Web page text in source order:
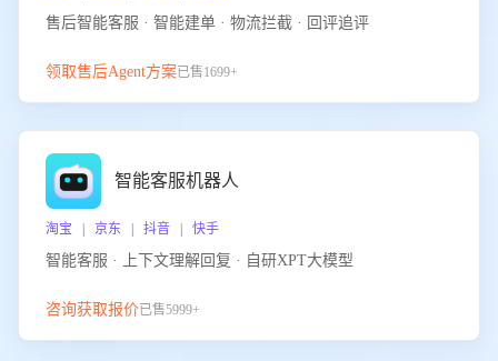
售后智能客服 · 智能建单 · 物流拦截 · 回评追评
领取售后Agent方案已售1699+
智能客服机器人
淘宝 | 京东 | 抖音 | 快手
智能客服 · 上下文理解回复 · 自研XPT大模型
咨询获取报价已售5999+